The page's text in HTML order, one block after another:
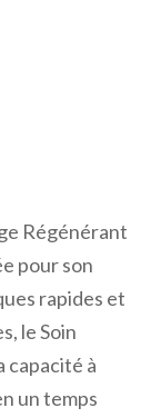
Régénérant
pour son
rapides et
le Soin
capacité à
un temps